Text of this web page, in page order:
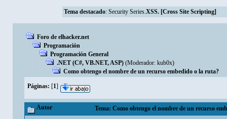
Tema destacado: Security Series.XSS. [Cross Site Scripting]
Foro de elhacker.net
Programación
Programación General
.NET (C#, VB.NET, ASP) (Moderador: kub0x)
Como obtengo el nombre de un recurso embedido o la ruta?
Páginas: [1]
Autor Tema: Como obtengo el nombre de un recurso